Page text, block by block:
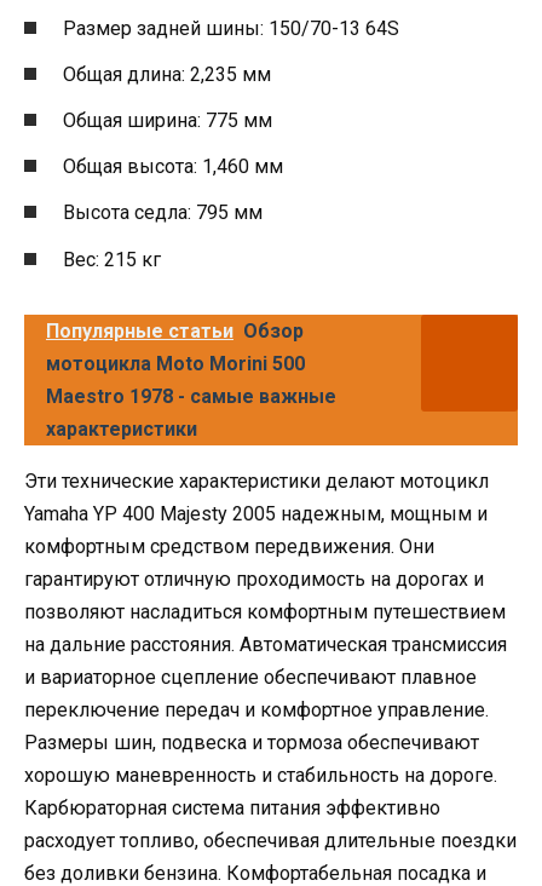
Размер задней шины: 150/70-13 64S
Общая длина: 2,235 мм
Общая ширина: 775 мм
Общая высота: 1,460 мм
Высота седла: 795 мм
Вес: 215 кг
Популярные статьи Обзор
мотоцикла Moto Morini 500
Maestro 1978 - самые важные
характеристики
Эти технические характеристики делают мотоцикл
Yamaha YP 400 Majesty 2005 надежным, мощным и
комфортным средством передвижения. Они
гарантируют отличную проходимость на дорогах и
позволяют насладиться комфортным путешествием
на дальние расстояния. Автоматическая трансмиссия
и вариаторное сцепление обеспечивают плавное
переключение передач и комфортное управление.
Размеры шин, подвеска и тормоза обеспечивают
хорошую маневренность и стабильность на дороге.
Карбюраторная система питания эффективно
расходует топливо, обеспечивая длительные поездки
без доливки бензина. Комфортабельная посадка и